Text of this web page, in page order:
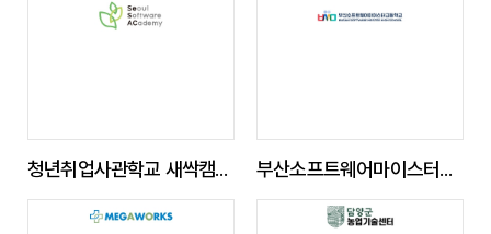
청년취업사관학교 새싹캠퍼스 부산소프트웨어마이스터고등학교